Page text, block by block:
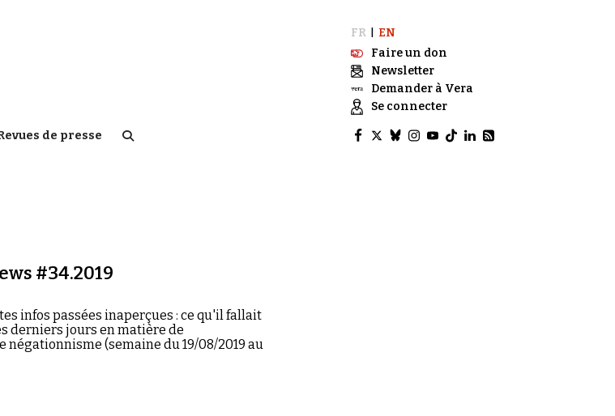
de presse
FR
EN
Faire un don
Newsletter
Demander à Vera
Se connecter
#34.2019
infos passées inaperçues : ce qu'il fallait
derniers jours en matière de
négationnisme (semaine du 19/08/2019 au